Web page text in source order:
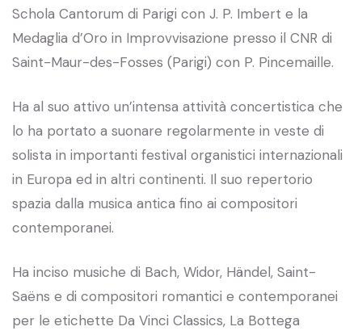
Schola Cantorum di Parigi con J. P. Imbert e la
Medaglia d’Oro in Improvvisazione presso il CNR di
Saint-Maur-des-Fosses (Parigi) con P. Pincemaille.
Ha al suo attivo un’intensa attività concertistica che
lo ha portato a suonare regolarmente in veste di
solista in importanti festival organistici internazionali
in Europa ed in altri continenti. Il suo repertorio
spazia dalla musica antica fino ai compositori
contemporanei.
Ha inciso musiche di Bach, Widor, Händel, Saint-
Saëns e di compositori romantici e contemporanei
per le etichette Da Vinci Classics, La Bottega